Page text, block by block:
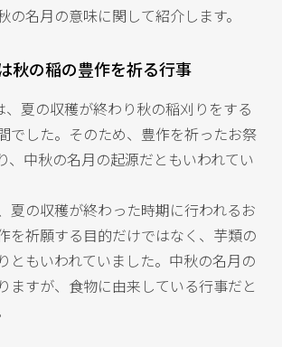
の名月の意味に関して紹介します。
秋の稲の豊作を祈る行事
、夏の収穫が終わり秋の稲刈りをする
でした。そのため、豊作を祈ったお祭
、中秋の名月の起源だともいわれてい
夏の収穫が終わった時期に行われるお
を祈願する目的だけではなく、芋類の
ともいわれていました。中秋の名月の
ますが、食物に由来している行事だと